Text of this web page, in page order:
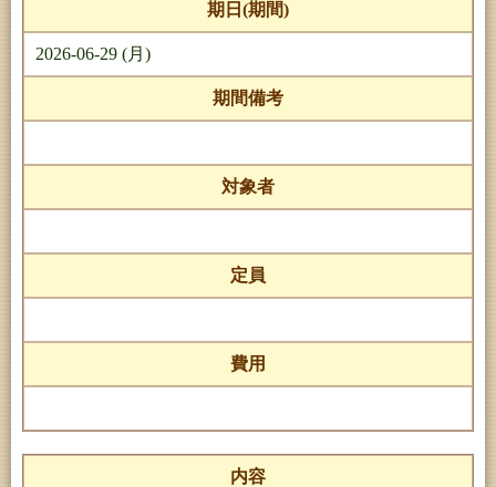
期日(期間)
2026-06-29 (月)
期間備考
対象者
定員
費用
内容